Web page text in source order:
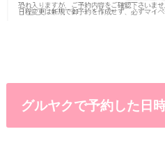
グルヤクで予約した日